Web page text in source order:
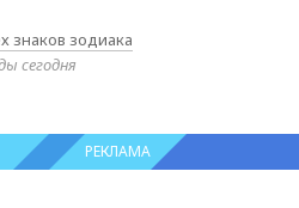
знаков зодиака
сегодня
РЕКЛАМА